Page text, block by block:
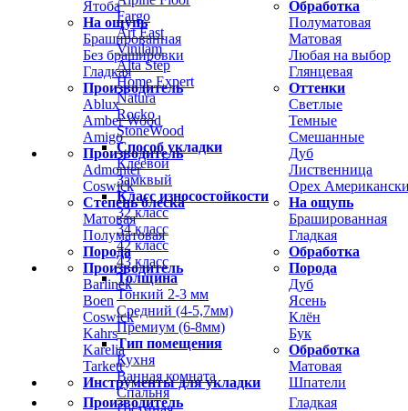
Ятоба
На ощупь
Брашированная
Без брашировки
Гладкая
Производитель
Ablux
Amber Wood
Amigo
Обработка
Полуматовая
Матовая
Любая на выбор
Глянцевая
Оттенки
Светлые
Темные
Смешанные
Производитель
Admonter
Coswick
Степень блеска
Матовая
Полуматовая
Порода
Дуб
Лиственница
Орех
На ощупь
Брашированная
Гладкая
Обработка
Производитель
Barlinek
Boen
Coswick
Kahrs
Karelia
Tarkett
Порода
Дуб
Ясень
Клён
Бук
Обработка
Матовая
Инструменты для укладки
Шпатели
Производитель
Гладкая
Fargo
Art East
Vinilam
Alta Step
Home Expert
Natura
Rocko
StoneWood
Способ укладки
Клеевой
Замквый
Класс износостойкости
32 класс
34 класс
42 класс
43 класс
Толщина
Тонкий 2-3 мм
Средний (4-5,7мм)
Премиум (6-8мм)
Тип помещения
Кухня
Ванная комната
Спальня